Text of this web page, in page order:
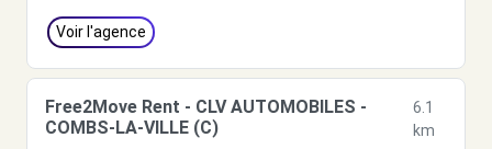
Voir l'agence
Free2Move Rent - CLV AUTOMOBILES -
COMBS-LA-VILLE (C)
6.1
km